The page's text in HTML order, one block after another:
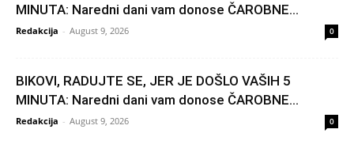
MINUTA: Naredni dani vam donose ČAROBNE...
Redakcija - August 9, 2026 0
BIKOVI, RADUJTE SE, JER JE DOŠLO VAŠIH 5
MINUTA: Naredni dani vam donose ČAROBNE...
Redakcija - August 9, 2026 0